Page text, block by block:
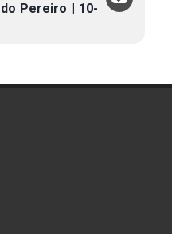
Pereiro | 10-